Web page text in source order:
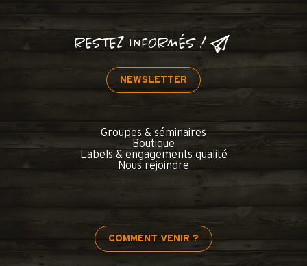
RESTEZ INFORMÉS !
NEWSLETTER
Groupes & séminaires
Boutique
Labels & engagements qualité
Nous rejoindre
COMMENT VENIR ?